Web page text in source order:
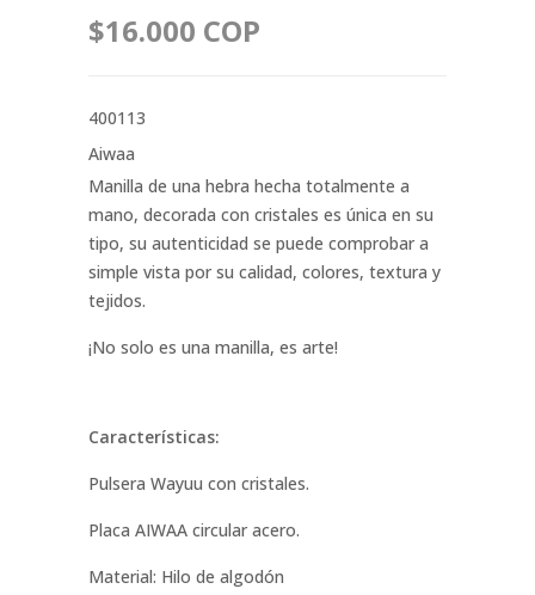
$16.000 COP
400113
Aiwaa
Manilla de una hebra hecha totalmente a
mano, decorada con cristales es única en su
tipo, su autenticidad se puede comprobar a
simple vista por su calidad, colores, textura y
tejidos.
¡No solo es una manilla, es arte!
Características:
Pulsera Wayuu con cristales.
Placa AIWAA circular acero.
Material: Hilo de algodón